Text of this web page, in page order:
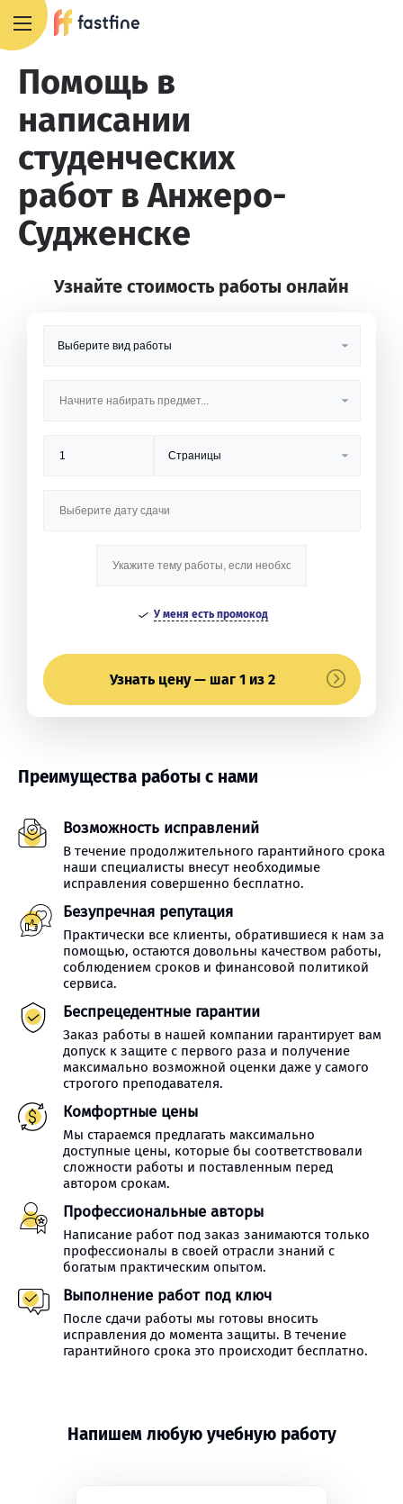
Помощь в
написании
студенческих
работ в Анжеро-
Судженске
Узнайте стоимость работы онлайн
У меня есть промокод
Узнать цену — шаг 1 из 2
Преимущества работы с нами
Возможность исправлений
В течение продолжительного гарантийного срока
наши специалисты внесут необходимые
исправления совершенно бесплатно.
Безупречная репутация
Практически все клиенты, обратившиеся к нам за
помощью, остаются довольны качеством работы,
соблюдением сроков и финансовой политикой
сервиса.
Беспрецедентные гарантии
Заказ работы в нашей компании гарантирует вам
допуск к защите с первого раза и получение
максимально возможной оценки даже у самого
строгого преподавателя.
Комфортные цены
Мы стараемся предлагать максимально
доступные цены, которые бы соответствовали
сложности работы и поставленным перед
автором срокам.
Профессиональные авторы
Написание работ под заказ занимаются только
профессионалы в своей отрасли знаний с
богатым практическим опытом.
Выполнение работ под ключ
После сдачи работы мы готовы вносить
исправления до момента защиты. В течение
гарантийного срока это происходит бесплатно.
Напишем любую учебную работу